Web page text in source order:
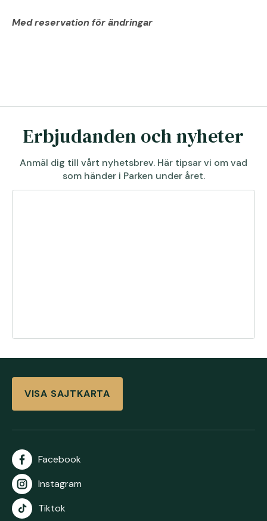
Med reservation för ändringar
Erbjudanden och nyheter
Anmäl dig till vårt nyhetsbrev. Här tipsar vi om vad
som händer i Parken under året.
VISA SAJTKARTA
Facebook
Instagram
Tiktok